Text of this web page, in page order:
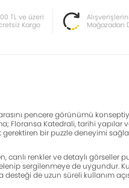
TL ve üzeri
Kargo
Mağazadan
pencere görünümü
Floransa Katedrali, tarihi yapılar
gerektiren bir puzzle deneyimi
canlı renkler ve detaylı görseller
sergilenmeye de uygundur.
desteği de uzun süreli kullanım